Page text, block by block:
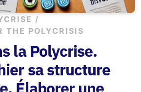
/
THE POLYCRISIS
la Polycrise.
sa structure